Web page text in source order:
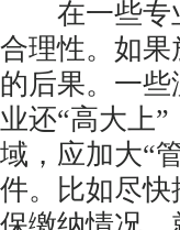
在一些专业
合理性。如果
的后果。一
业还“高大上
域，应加大“
件。比如尽